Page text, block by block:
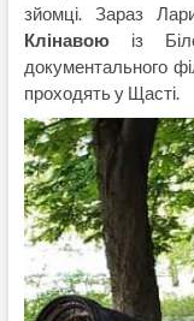
зйомці. Зараз
Клінавоюіз
документального
проходять у Щасті.